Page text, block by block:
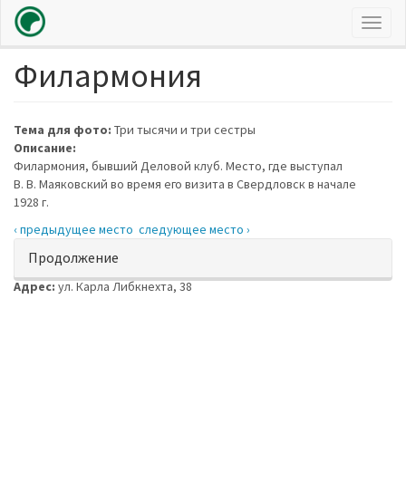
Перейти
Филармония
Тема для фото: Три тысячи и три сестры
Описание:
Филармония, бывший Деловой клуб. Место, где выступал
В. В. Маяковский во время его визита в Свердловск в начале
1928 г.
‹ предыдущее место следующее место ›
Показать
Продолжение
Адрес:ул. Карла Либкнехта, 38